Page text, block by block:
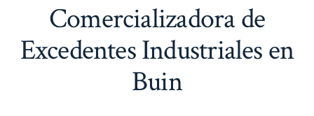
Comercializadora de
Excedentes Industriales en
Buin